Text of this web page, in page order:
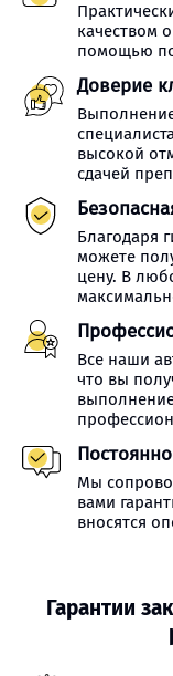
качеством
помощью
Доверие
высокой
сдачей
Благодаря
можете
цену. В
Все наши
что вы
Мы
вами
вносятся
Гарантии